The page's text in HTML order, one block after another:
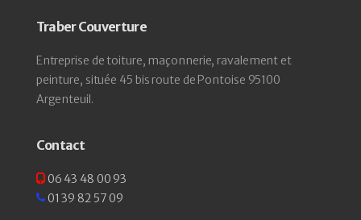
Traber Couverture
Entreprise de toiture, maçonnerie, ravalement et
peinture, située 45 bis route de Pontoise 95100
Argenteuil.
Contact
06 43 48 00 93
01 39 82 57 09